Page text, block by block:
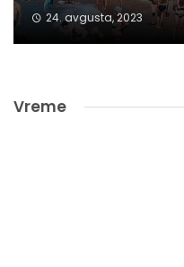
24. avgusta, 2023
Vreme